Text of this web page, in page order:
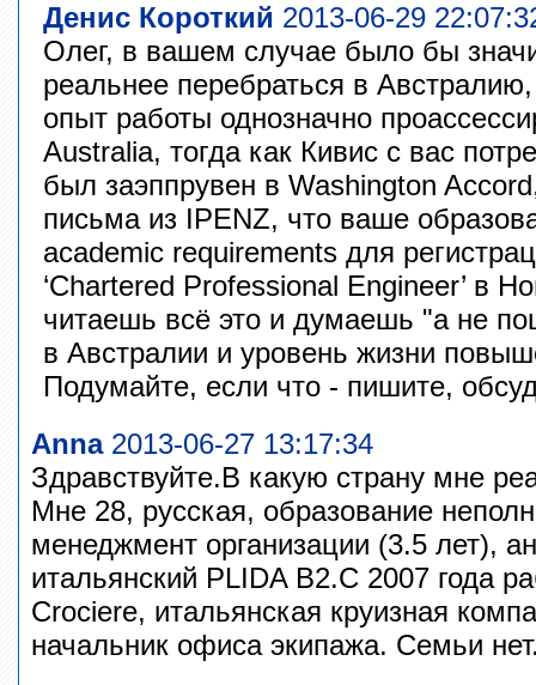
Денис Короткий 2013-06-29
Олег, в вашем случае было бы
реальнее перебраться в
опыт работы однозначно
Australia, тогда как Кивис с вас
был заэппрувен в Washington
письма из IPENZ, что ваше
academic requirements для
‘Chartered Professional Engineer’ в
читаешь всё это и думаешь "а не
в Австралии и уровень жизни
Подумайте, если что - пишите,
Anna2013-06-27 13:17:34
Здравствуйте.В какую страну мне
Мне 28, русская, образование
менеджмент организации (3.5 лет),
итальянский PLIDA B2.С 2007 года
Crociere, итальянская круизная
начальник офиса экипажа. Семьи